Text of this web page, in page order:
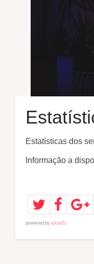
Estatísticas dos
Informação a
powered bysocial2s